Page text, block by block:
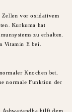
Zellen vor oxidativem
Kurkuma hat
zu erhalten.
Vitamin E bei.
Knochen bei.
normale Funktion der
hilft dem